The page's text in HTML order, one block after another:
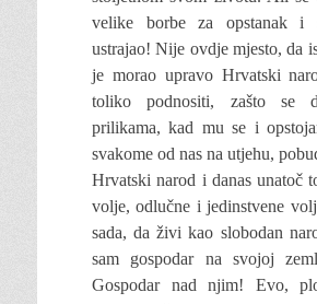
velike borbe za opstanak i
ustrajao! Nije ovdje mjesto, da
je morao upravo Hrvatski
toliko podnositi, zašto se
prilikama, kad mu se i
svakome od nas na utjehu,
Hrvatski narod i danas unatoč
volje, odlučne i jedinstvene
sada, da živi kao slobodan
sam gospodar na svojoj
Gospodar nad njim! Evo,